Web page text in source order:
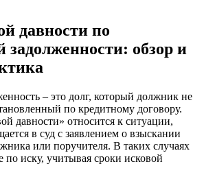
давности по
задолженности: обзор и
– это долг, который должник не
по кредитному договору.
давности» относится к ситуации,
в суд с заявлением о взыскании
или поручителя. В таких случаях
по иску, учитывая сроки исковой